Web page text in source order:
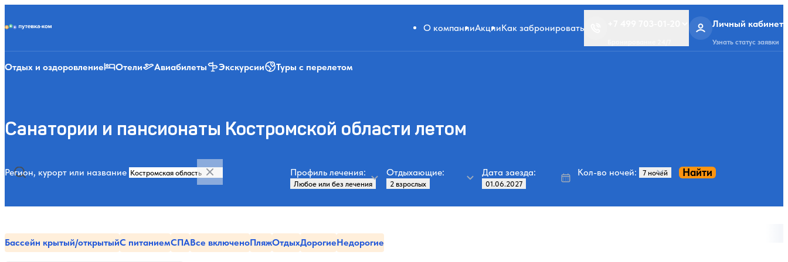
О компанииАкцииКак забронировать Личный кабинет
Узнать статус заявки
Отдых и оздоровление Отели Авиабилеты Экскурсии Туры с перелетом
Санатории и пансионаты Костромской области летом
Регион, курорт или название Профиль лечения: Отдыхающие: Дата заезда: Кол-во ночей: Найти
Бассейн крытый/открытыйС питаниемСПАВсе включеноПляжОтдыхДорогиеНедорогие